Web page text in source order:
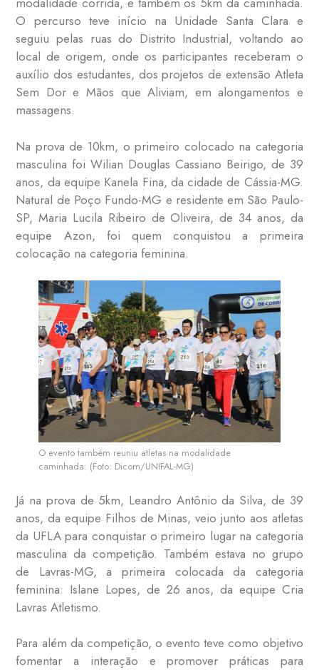
O percurso teve início na Unidade Santa Clara e
seguiu pelas ruas do Distrito Industrial, voltando ao
local de origem, onde os participantes receberam o
auxílio dos estudantes, dos projetos de extensão Atleta
Sem Dor e Mãos que Aliviam, em alongamentos e
massagens.
Na prova de 10km, o primeiro colocado na categoria
masculina foi Wilian Douglas Cassiano Beirigo, de 39
anos, da equipe Kanela Fina, da cidade de Cássia-MG.
Natural de Poço Fundo-MG e residente em São Paulo-
SP, Maria Lucila Ribeiro de Oliveira, de 34 anos, da
equipe Azon, foi quem conquistou a primeira
colocação na categoria feminina.
O evento também reuniu atletas na modalidade
caminhada. (Foto: Dicom/UNIFAL-MG)
Já na prova de 5km, Leandro Antônio da Silva, de 39
anos, da equipe Filhos de Minas, veio junto aos atletas
da UFLA para conquistar o primeiro lugar na categoria
masculina da competição. Também estava no grupo
de Lavras-MG, a primeira colocada da categoria
feminina: Islane Lopes, de 26 anos, da equipe Cria
Lavras Atletismo.
Para além da competição, o evento teve como objetivo
fomentar a interação e promover práticas para